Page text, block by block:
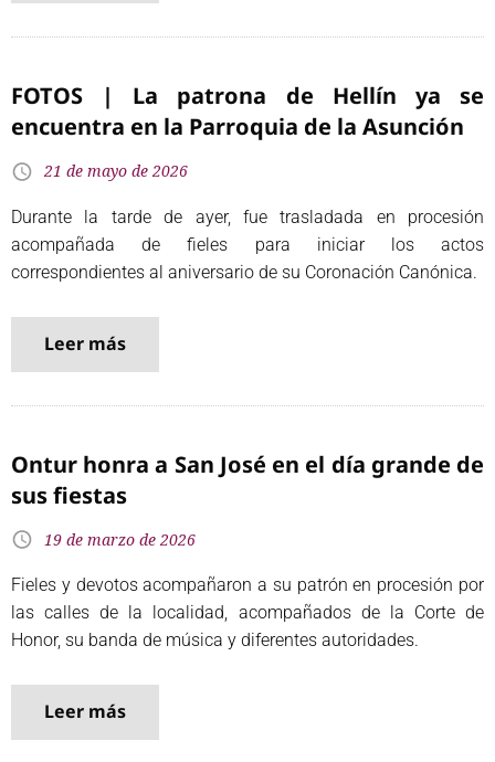
FOTOS | La patrona de Hellín ya se
encuentra en la Parroquia de la Asunción
21 de mayo de 2026
Durante la tarde de ayer, fue trasladada en procesión
acompañada de fieles para iniciar los actos
correspondientes al aniversario de su Coronación Canónica.
Leer más
Ontur honra a San José en el día grande de
sus fiestas
19 de marzo de 2026
Fieles y devotos acompañaron a su patrón en procesión por
las calles de la localidad, acompañados de la Corte de
Honor, su banda de música y diferentes autoridades.
Leer más